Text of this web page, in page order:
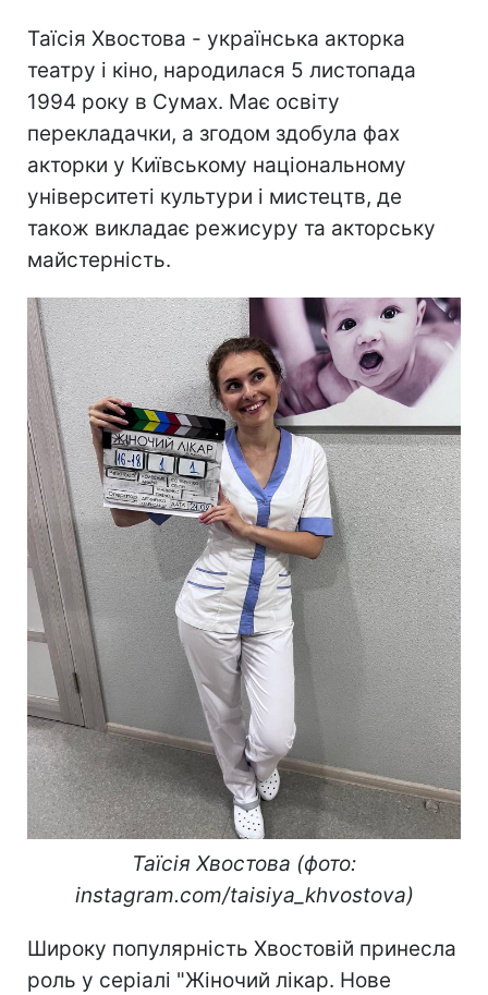
Таїсія Хвостова - українська акторка
театру і кіно, народилася 5 листопада
1994 року в Сумах. Має освіту
перекладачки, а згодом здобула фах
акторки у Київському національному
університеті культури і мистецтв, де
також викладає режисуру та акторську
майстерність.
Таїсія Хвостова (фото:
instagram.com/taisiya_khvostova)
Широку популярність Хвостовій принесла
роль у серіалі "Жіночий лікар. Нове